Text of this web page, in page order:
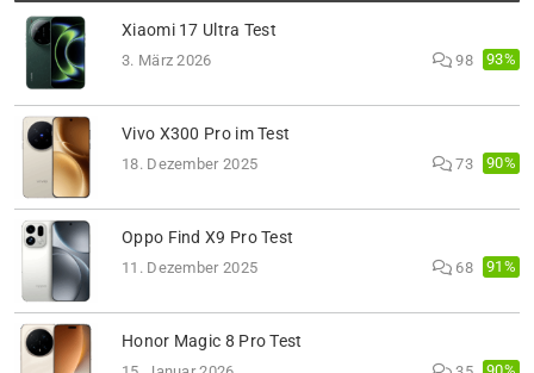
Xiaomi 17 Ultra Test
3. März 2026 98 93%
Vivo X300 Pro im Test
18. Dezember 2025 73 90%
Oppo Find X9 Pro Test
11. Dezember 2025 68 91%
Honor Magic 8 Pro Test